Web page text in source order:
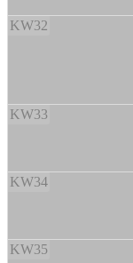
KW32
KW33
KW34
KW35